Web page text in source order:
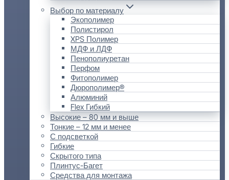
Выбор по материалу
Экополимер
Полистирол
XPS Полимер
МДФ и ЛДФ
Пенополиуретан
Перфом
Фитополимер
Дюрополимер®
Алюминий
Flex Гибкий
Высокие – 80 мм и выше
Тонкие – 12 мм и менее
С подсветкой
Гибкие
Скрытого типа
Плинтус-Багет
Средства для монтажа